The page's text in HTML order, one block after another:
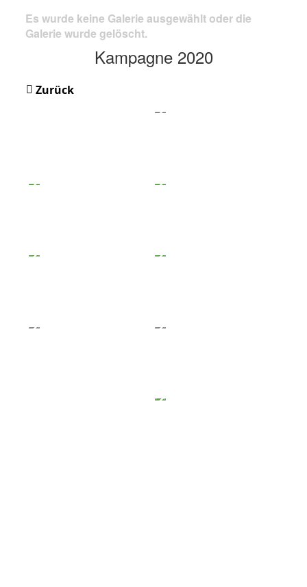
Es wurde keine Galerie ausgewählt oder die
Galerie wurde gelöscht.
Kampagne 2020
Zurück